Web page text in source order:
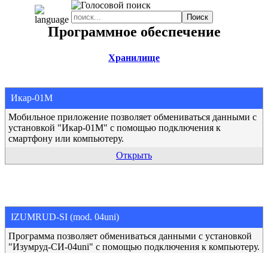
Программное обеспечение
Хранилище
Икар-01М
Мобильное приложение позволяет обмениваться данными с
установкой "Икар-01М" с помощью подключения к
смартфону или компьютеру.
Открыть
IZUMRUD-SI (mod. 04uni)
Программа позволяет обмениваться данными с установкой
"Изумруд-СИ-04uni" с помощью подключения к компьютеру.